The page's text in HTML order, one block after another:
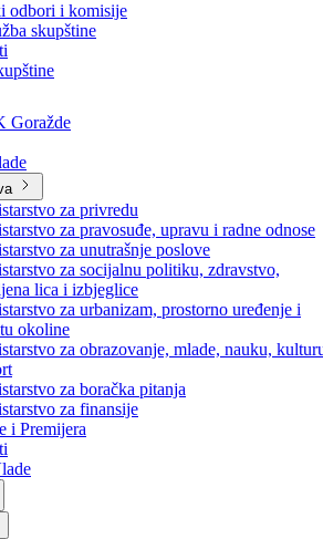
strankama
klubovima naroda
odbori i komisije
skupštine
za privredu
za pravosuđe, upravu i radne odnose
za unutrašnje poslove
za socijalnu politiku, zdravstvo,
lica i izbjeglice
za urbanizam, prostorno uređenje i
okoline
za obrazovanje, mlade, nauku,
za boračka pitanja
za finansije
i Premijera